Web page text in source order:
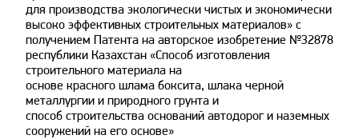
для производства экологически чистых и экономически
высоко эффективных строительных материалов» с
получением Патента на авторское изобретение №32878
республики Казахстан «Способ изготовления
строительного материала на
основе красного шлама боксита, шлака черной
металлургии и природного грунта и
способ строительства оснований автодорог и наземных
сооружений на его основе»